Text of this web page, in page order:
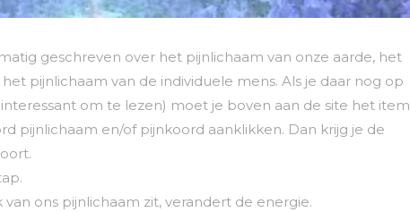
geschreven over het pijnlichaam van onze aarde, het
pijnlichaam van de individuele mens. Als je daar nog op
om te lezen) moet je boven aan de site het item
pijnlichaam en/of pijnkoord aanklikken. Dan krijg je de
ons pijnlichaam zit, verandert de energie.